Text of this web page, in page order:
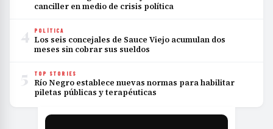
canciller en medio de crisis política
4 POLÍTICA
Los seis concejales de Sauce Viejo acumulan dos
meses sin cobrar sus sueldos
5 TOP STORIES
Río Negro establece nuevas normas para habilitar
piletas públicas y terapéuticas